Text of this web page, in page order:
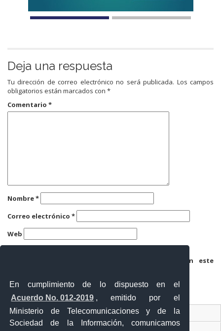
En cumplimiento de lo dispuesto en el
Acuerdo No. 012-2019 , emitido por el
Ministerio de Telecomunicaciones y de la
Sociedad de la Información, comunicamos
Deja una respuesta
Tu dirección de correo electrónico no será publicada. Los campos
obligatorios están marcados con *
Comentario *
Nombre*
Correo electrónico *
Web
Guarda mi nombre, correo electrónico y web en este
Ventanilla Única Virtual